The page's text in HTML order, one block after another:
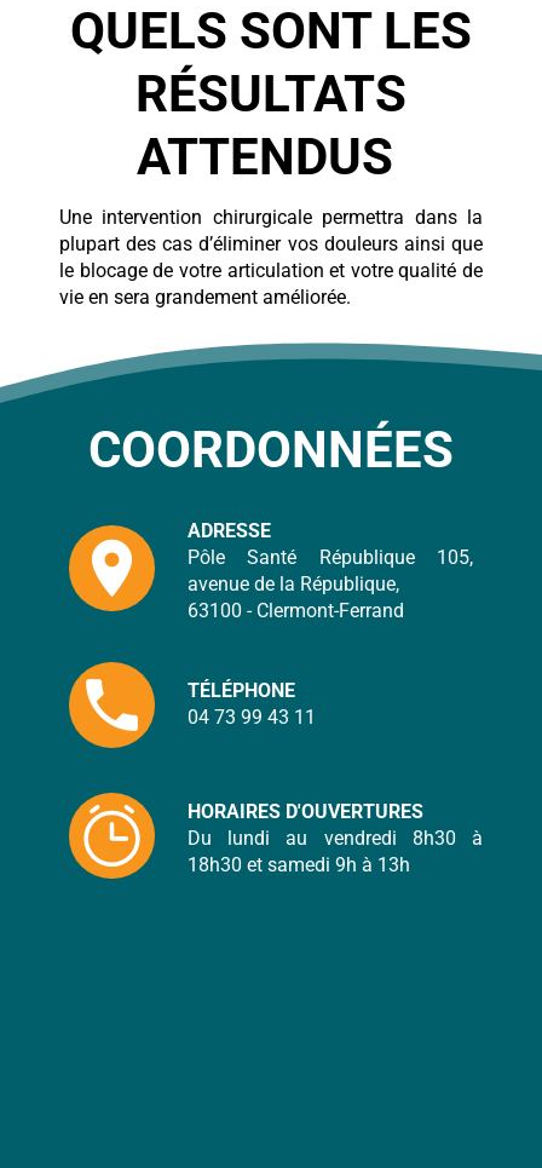
COORDONNÉES
ADRESSE
Pôle Santé République 105,
avenue de la République,
63100 - Clermont-Ferrand
location_on
TÉLÉPHONE
04 73 99 43 11
local_phone
HORAIRES D'OUVERTURES
Du lundi au vendredi 8h30 à
18h30 et samedi 9h à 13h
QUELS SONT LES
RÉSULTATS
ATTENDUS
Une intervention chirurgicale permettra dans la
plupart des cas d’éliminer vos douleurs ainsi que
le blocage de votre articulation et votre qualité de
vie en sera grandement améliorée.